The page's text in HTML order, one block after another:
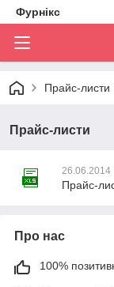
Фурнікс
Прайс-листи
Прайс-листи
26.06.2014
Прайс-
Про нас
100%